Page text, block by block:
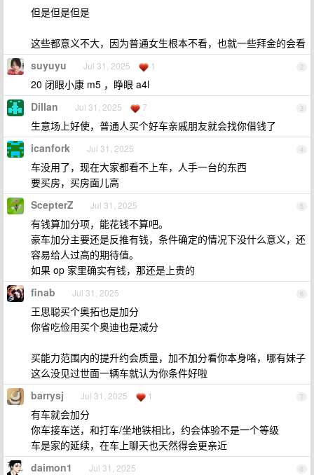
但是但是但是
这些都意义不大，因为普通女生根本不看，也就一些拜金的会看
2
suyuyu Jul 31, 2025 1
20 闭眼小康 m5 ，睁眼 a4l
3
Dillan Jul 31, 2025 7
生意场上好使，普通人买个好车亲戚朋友就会找你借钱了
4
icanfork Jul 31, 2025
车没用了，现在大家都看不上车，人手一台的东西
要买房，买房面儿高
5
ScepterZ Jul 31, 2025
有钱算加分项，能花钱不算吧。
豪车加分主要还是反推有钱，条件确定的情况下没什么意义，还
容易给人过高的期待值。
如果 op 家里确实有钱，那还是上贵的
6
finab Jul 31, 2025
王思聪买个奥拓也是加分
你省吃俭用买个奥迪也是减分
买能力范围内的提升约会质量，加不加分看你本身咯，哪有妹子
这么没见过世面一辆车就认为你条件好啦
7
barrysj Jul 31, 2025 1
有车就会加分
你车接车送，和打车/坐地铁相比，约会体验不是一个等级
车是家的延续，在车上聊天也天然得会更亲近
8
daimon1 Jul 31, 2025